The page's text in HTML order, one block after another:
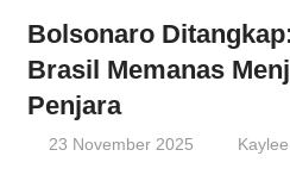
Bolsonaro
Brasil Memanas
Penjara
23 November 2025 Kaylee